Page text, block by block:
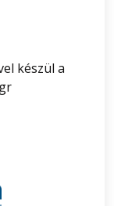
készül a